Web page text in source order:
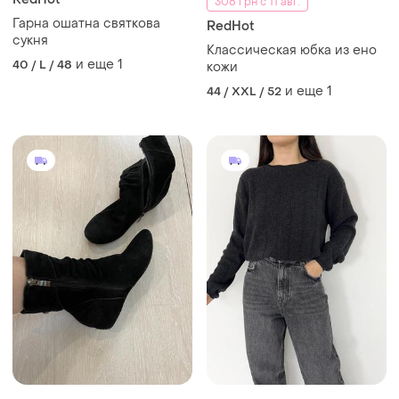
Гарна ошатна святкова
сукня
40 / L / 48 и еще 1
RedHot
Классическая юбка из ено
кожи
44 / XXL / 52 и еще 1